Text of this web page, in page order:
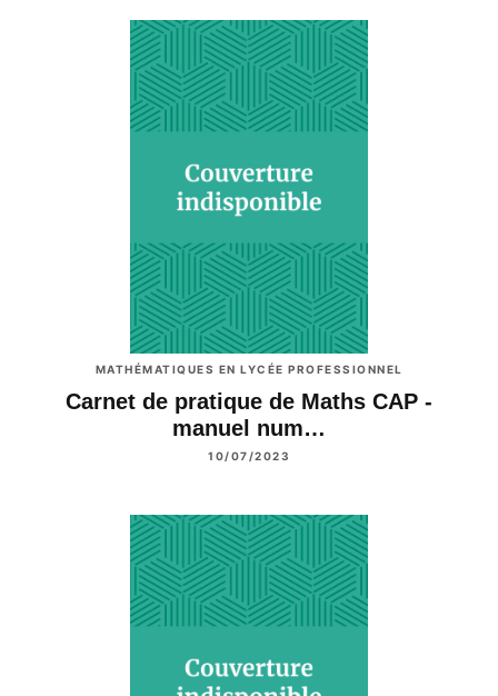
MATHÉMATIQUES EN LYCÉE PROFESSIONNEL
Carnet de pratique de Maths CAP -
manuel num…
10/07/2023